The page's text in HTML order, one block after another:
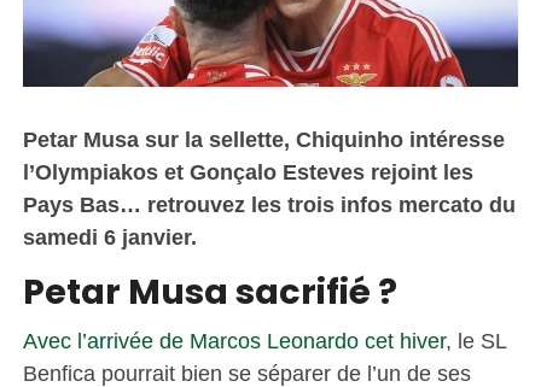
Petar Musa sur la sellette, Chiquinho intéresse
l’Olympiakos et Gonçalo Esteves rejoint les
Pays Bas… retrouvez les trois infos mercato du
samedi 6 janvier.
Petar Musa sacrifié ?
Avec l’arrivée de Marcos Leonardo cet hiver, le SL
Benfica pourrait bien se séparer de l’un de ses